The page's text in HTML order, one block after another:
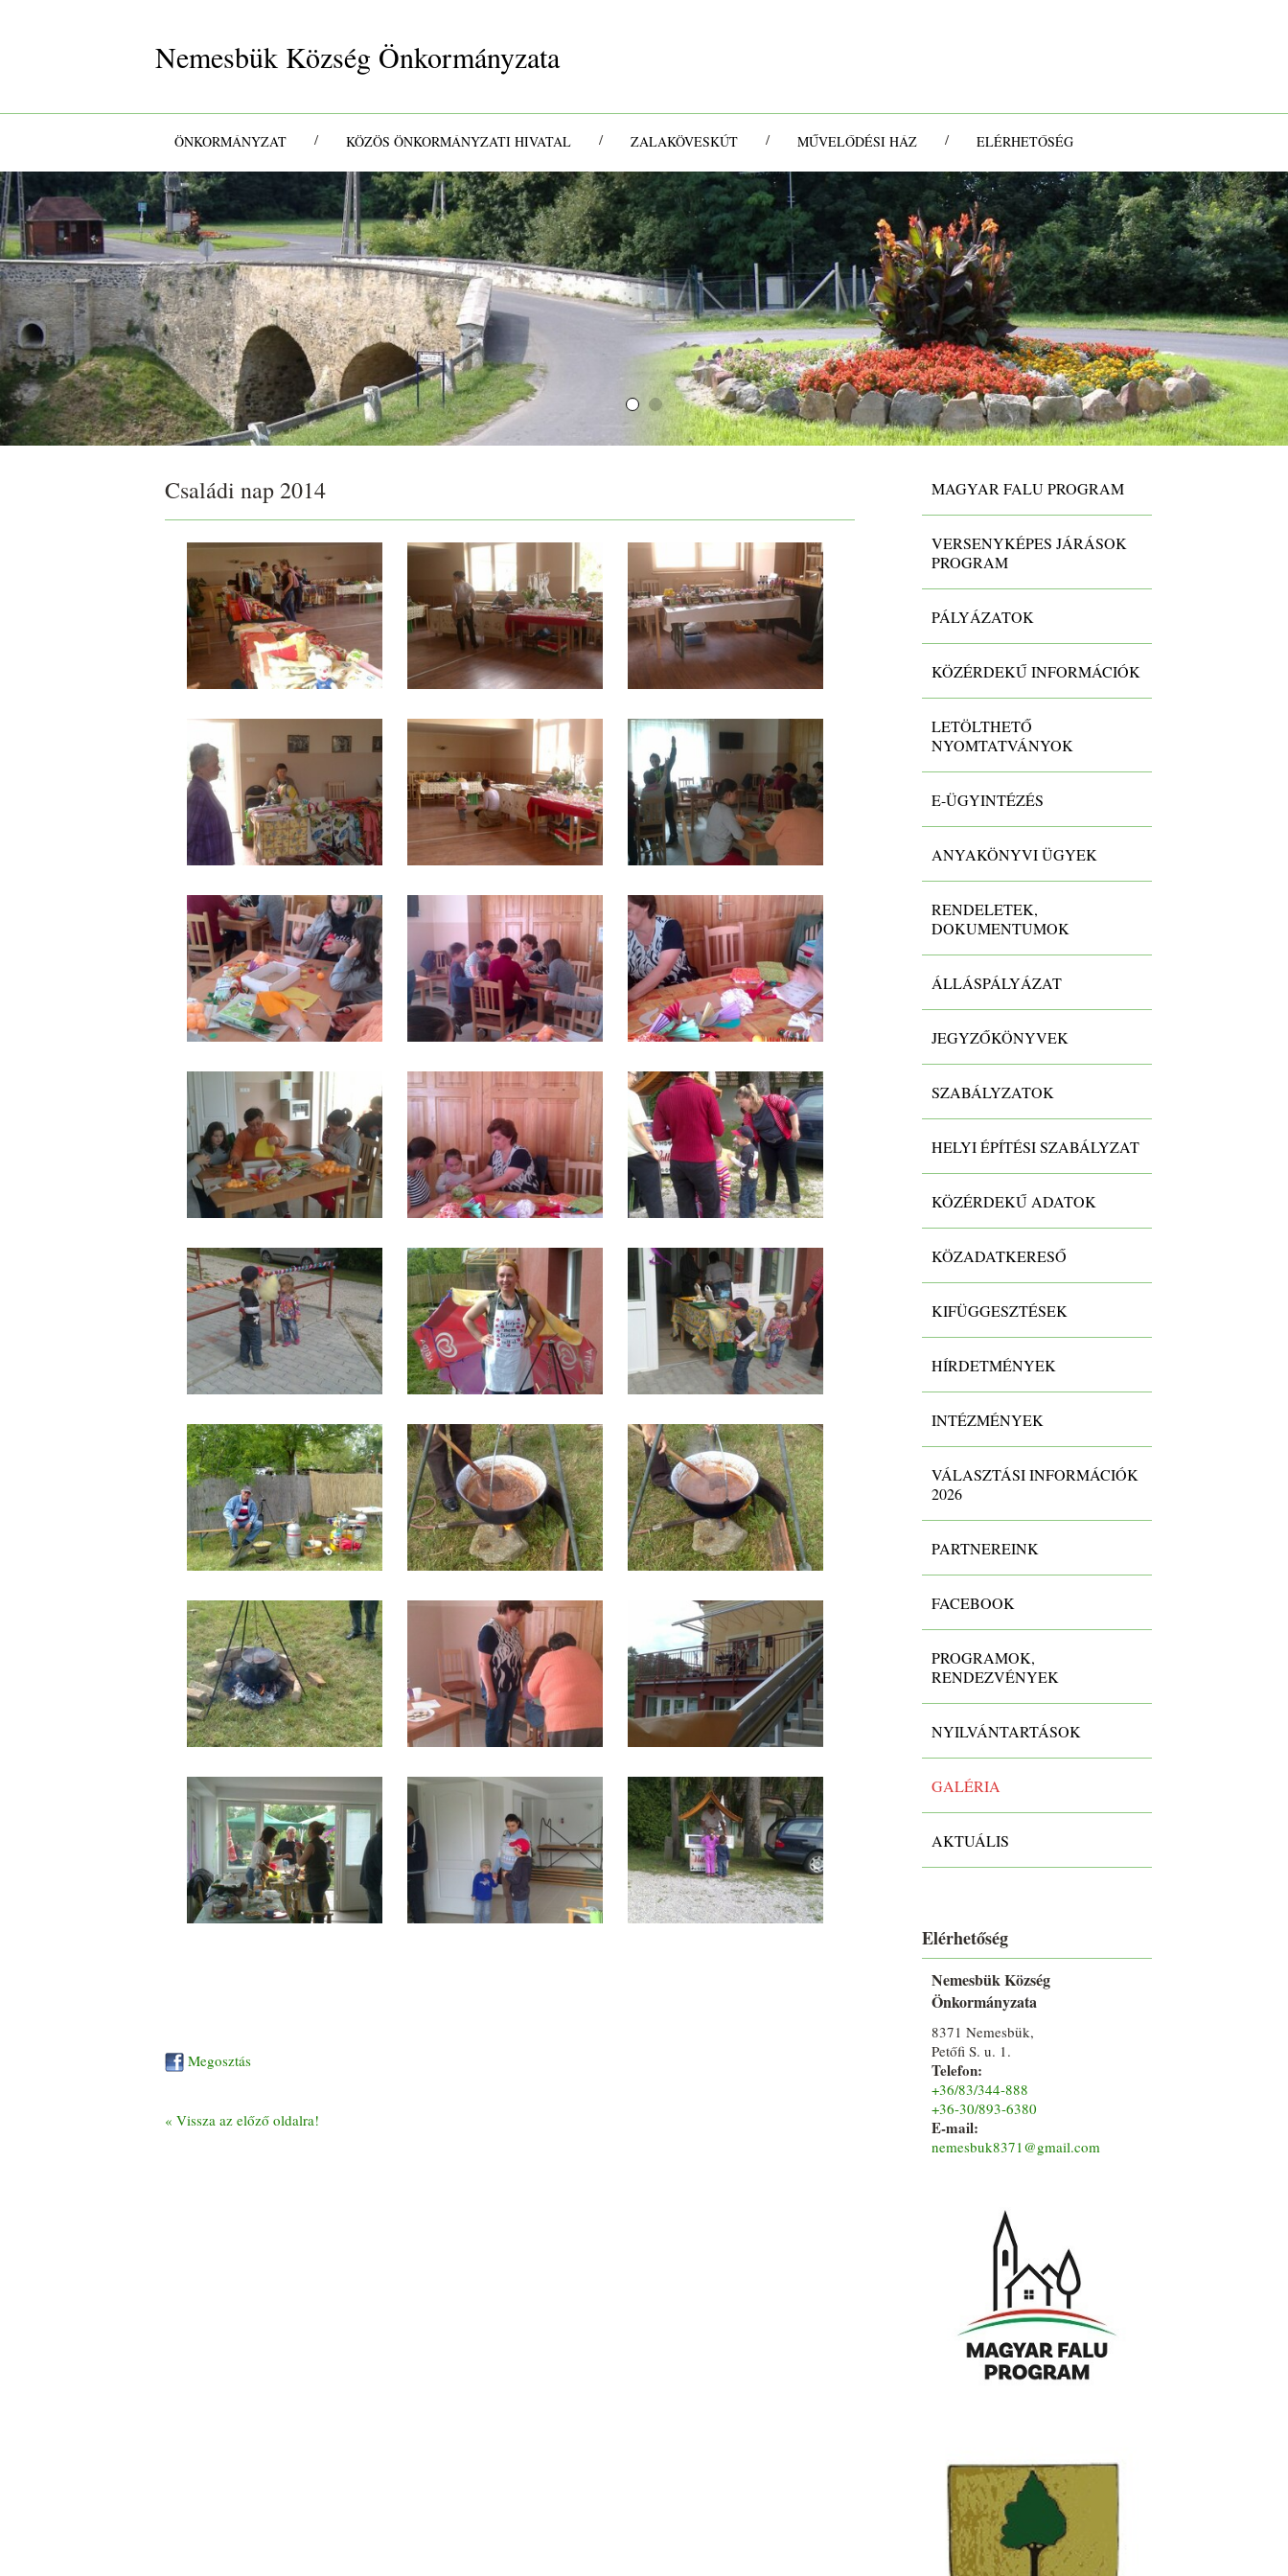
Nemesbük Község Önkormányzata
ÖNKORMÁNYZAT / KÖZÖS ÖNKORMÁNYZATI HIVATAL / ZALAKÖVESKÚT / MŰVELŐDÉSI HÁZ / ELÉRHETŐSÉG
Családi nap 2014
Megosztás
« Vissza az előző oldalra!
MAGYAR FALU PROGRAM
VERSENYKÉPES JÁRÁSOK
PROGRAM
PÁLYÁZATOK
KÖZÉRDEKŰ INFORMÁCIÓK
LETÖLTHETŐ
NYOMTATVÁNYOK
E-ÜGYINTÉZÉS
ANYAKÖNYVI ÜGYEK
RENDELETEK,
DOKUMENTUMOK
ÁLLÁSPÁLYÁZAT
JEGYZŐKÖNYVEK
SZABÁLYZATOK
HELYI ÉPÍTÉSI SZABÁLYZAT
KÖZÉRDEKŰ ADATOK
KÖZADATKERESŐ
KIFÜGGESZTÉSEK
HÍRDETMÉNYEK
INTÉZMÉNYEK
VÁLASZTÁSI INFORMÁCIÓK
2026
PARTNEREINK
FACEBOOK
PROGRAMOK,
RENDEZVÉNYEK
NYILVÁNTARTÁSOK
GALÉRIA
AKTUÁLIS
Elérhetőség
Nemesbük Község
Önkormányzata
8371 Nemesbük,
Petőfi S. u. 1.
Telefon:
+36/83/344-888
+36-30/893-6380
E-mail:
nemesbuk8371@gmail.com